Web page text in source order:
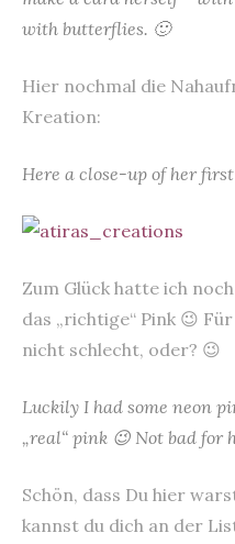
with butterflies. 🙂
Hier nochmal die
Kreation:
Here a close-up of her
Zum Glück hatte ich
das „richtige“ Pink 😉
nicht schlecht, oder? 😉
Luckily I had some neon
„real“ pink 😉 Not bad
Schön, dass Du hier
kannst du dich an der